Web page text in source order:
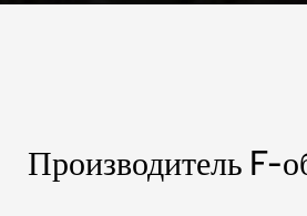
Производитель F-